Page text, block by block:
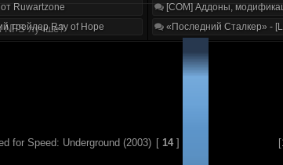
Ruwartzone
трейлер Ray of Hope
[COM] Аддоны,
«Последний Сталкер» -
NFS лучше?
for Speed: Underground (2003) [ 14]